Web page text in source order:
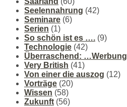
Seelennahrung (42)
Seminare (6)
Serien (1)
So schön ist es …. (9)
Technologie (42)
Überraschend: …Werbung
Very British (41)
Von einer die auszog (12)
Vorträge (20)
Wissen (58)
Zukunft (56)